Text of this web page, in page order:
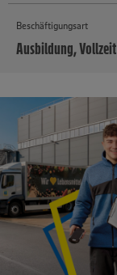
Beschäftigungsart
Ausbildung, Vollzeit